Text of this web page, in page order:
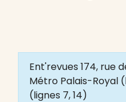
Ent'revues 174, rue
Métro Palais-Royal
(lignes 7, 14)